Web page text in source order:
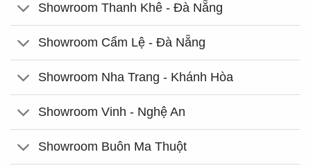
Showroom Thanh Khê - Đà Nẵng
Showroom Cẩm Lệ - Đà Nẵng
Showroom Nha Trang - Khánh Hòa
Showroom Vinh - Nghệ An
Showroom Buôn Ma Thuột